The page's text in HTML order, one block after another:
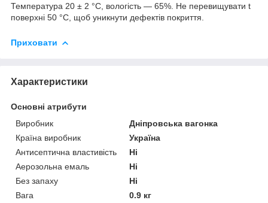
Температура 20 ± 2 °C, вологість — 65%. Не перевищувати t
поверхні 50 °C, щоб уникнути дефектів покриття.
Приховати
Характеристики
Основні атрибути
Виробник
Дніпровська вагонка
Країна виробник
Україна
Антисептична властивість
Ні
Аерозольна емаль
Ні
Без запаху
Ні
Вага
0.9 кг